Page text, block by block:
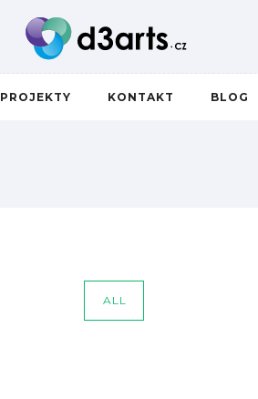
PROJEKTY KONTAKT BLOG
ALL